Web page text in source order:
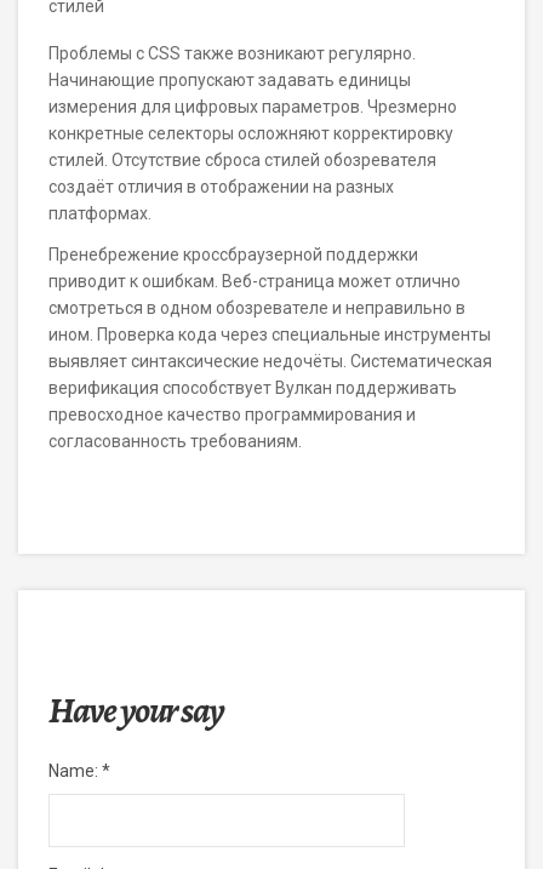
стилей
Проблемы с CSS также возникают регулярно.
Начинающие пропускают задавать единицы
измерения для цифровых параметров. Чрезмерно
конкретные селекторы осложняют корректировку
стилей. Отсутствие сброса стилей обозревателя
создаёт отличия в отображении на разных
платформах.
Пренебрежение кроссбраузерной поддержки
приводит к ошибкам. Веб-страница может отлично
смотреться в одном обозревателе и неправильно в
ином. Проверка кода через специальные инструменты
выявляет синтаксические недочёты. Систематическая
верификация способствует Вулкан поддерживать
превосходное качество программирования и
согласованность требованиям.
Have your say
Name: *